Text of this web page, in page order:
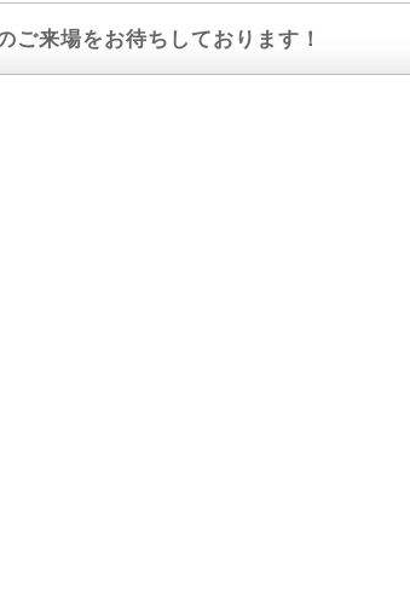
ご来場をお待ちしております！